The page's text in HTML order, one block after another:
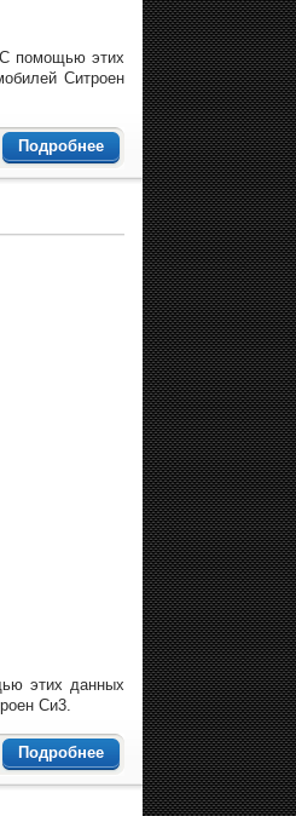
С помощью этих
Ситроен
Подробнее
этих данных
Си3.
Подробнее